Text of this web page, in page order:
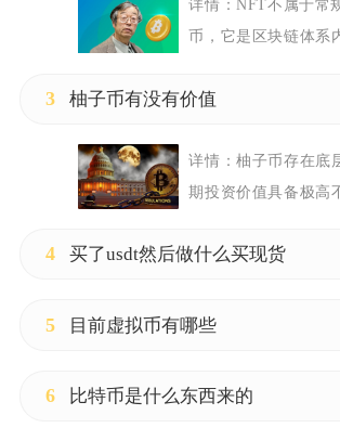
详情：NFT不属于常
币，它是区块链体系
3 柚子币有没有价值
详情：柚子币存在底
期投资价值具备极高
4 买了usdt然后做什么买现货
5 目前虚拟币有哪些
6 比特币是什么东西来的